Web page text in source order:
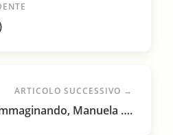
ARTICOLO SUCCESSIVO →
Manuela ….